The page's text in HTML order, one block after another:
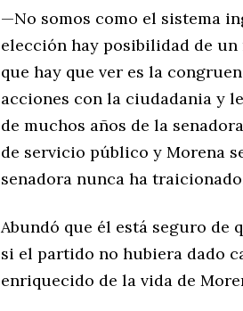
—No somos como el sistema
elección hay posibilidad de un
que hay que ver es la
acciones con la ciudadania y
de muchos años de la
de servicio público y Morena
senadora nunca ha
Abundó que él está seguro de
si el partido no hubiera dado
enriquecido de la vida de